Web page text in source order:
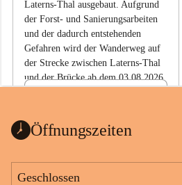
Laterns-Thal ausgebaut. Aufgrund
der Forst- und Sanierungsarbeiten
und der dadurch entstehenden
Gefahren wird der Wanderweg auf
der Strecke zwischen Laterns-Thal
und der Brücke ab dem 03.08.2026
ht
1 Seite•0,1 MB
Öffnungszeiten
Geschlossen